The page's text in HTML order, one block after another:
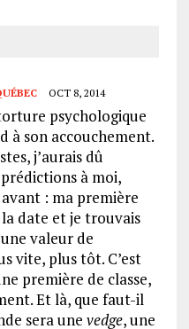
OCT 8, 2014
psychologique
à son accouchement.
j’aurais dû
à moi,
: ma première
date et je trouvais
une valeur de
vite, plus tôt. C’est
première de classe,
Et là, que faut-il
sera une vedge, une